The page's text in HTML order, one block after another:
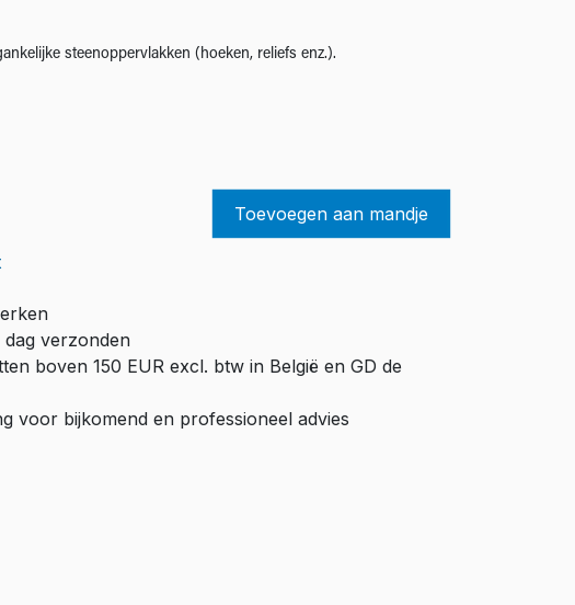
steenoppervlakken (hoeken, reliefs enz.).
Toevoegen aan mandje
verzonden
boven 150 EUR excl. btw in België en GD de
voor bijkomend en professioneel advies